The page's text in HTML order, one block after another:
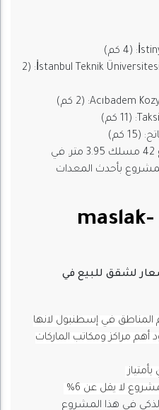
جامعة اسطنبول التقنية İstanbul Teknik Üniversitesi: (2
كم)
يبلغ ارتفاع سقف مشروع 42 مسلك 3.95 متر. في
بأحدث المعدات
maslak-
لشقق للبيع في
المناطق في إسطنبول لانها
أهم مراكز ومكاتب الماركات
لا يقل عن 6%
في هذا المشروع